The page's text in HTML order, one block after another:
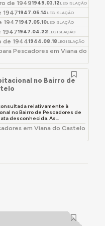
a
secção Momentos-
de 19491949.03.12 LEGISLAÇÃO
19471947.05.14 LEGISLAÇÃO
19471947.05.10LEGISLAÇÃO
19471947.04.22 LEGISLAÇÃO
de 19441944.08.18 LEGISLAÇÃO
Pescadores em Viana do
no Bairro de
relativamente à
no Bairro de Pescadores de
desconhecida. As...
em Viana do Castelo